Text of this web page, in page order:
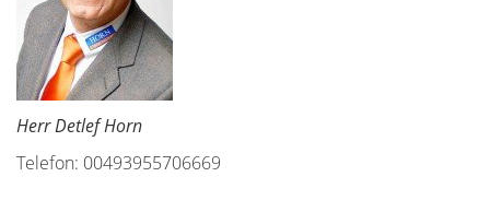
Herr Detlef Horn
Telefon: 00493955706669